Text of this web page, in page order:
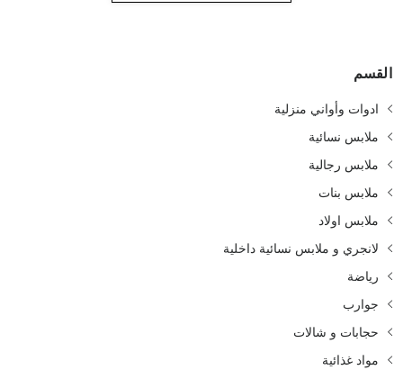
القسم
ادوات وأواني منزلية
ملابس نسائية
ملابس رجالية
ملابس بنات
ملابس اولاد
لانجري و ملابس نسائية داخلية
رياضة
جوارب
حجابات و شالات
مواد غذائية